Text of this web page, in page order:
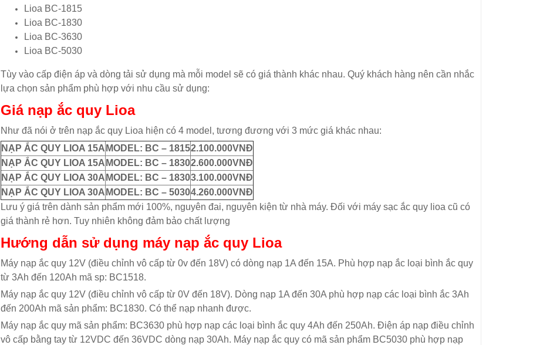
Lioa BC-1815
Lioa BC-1830
Lioa BC-3630
Lioa BC-5030
Tùy vào cấp điện áp và dòng tải sử dụng mà mỗi model sẽ có giá thành khác nhau. Quý khách hàng nên cần nhắc
lựa chọn sản phẩm phù hợp với nhu cầu sử dụng:
Giá nạp ắc quy Lioa
Như đã nói ở trên nạp ắc quy Lioa hiện có 4 model, tương đương với 3 mức giá khác nhau:
NẠP ẮC QUY LIOA 15A MODEL: BC – 18152.100.000VNĐ
NẠP ẮC QUY LIOA 15A MODEL: BC – 18302.600.000VNĐ
NẠP ẮC QUY LIOA 30A MODEL: BC – 18303.100.000VNĐ
NẠP ẮC QUY LIOA 30A MODEL: BC – 50304.260.000VNĐ
Lưu ý giá trên dành sản phẩm mới 100%, nguyên đai, nguyên kiện từ nhà máy. Đối với máy sạc ắc quy lioa cũ có
giá thành rẻ hơn. Tuy nhiên không đảm bảo chất lượng
Hướng dẫn sử dụng máy nạp ắc quy Lioa
Máy nạp ắc quy 12V (điều chỉnh vô cấp từ 0v đến 18V) có dòng nạp 1A đến 15A. Phù hợp nạp ắc loại bình ắc quy
từ 3Ah đến 120Ah mã sp: BC1518.
Máy nạp ắc quy 12V (điều chỉnh vô cấp từ 0V đến 18V). Dòng nạp 1A đến 30A phù hợp nạp các loại bình ắc 3Ah
đến 200Ah mã sản phẩm: BC1830. Có thể nạp nhanh được.
Máy nạp ắc quy mã sản phẩm: BC3630 phù hợp nạp các loại bình ắc quy 4Ah đến 250Ah. Điện áp nạp điều chỉnh
vô cấp bằng tay từ 12VDC đến 36VDC dòng nạp 30Ah. Máy nạp ắc quy có mã sản phẩm BC5030 phù hợp nạp